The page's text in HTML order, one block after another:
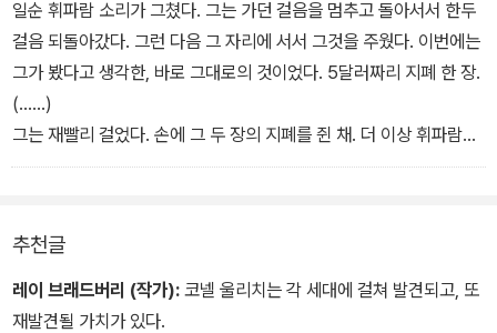
이미 과거에 예언되었다는 이야기를 듣게 된다. 터무니없는 말이었지
만 진의 두려움이 극에 달하자 할란은 예언을 했던 인물인 제레미아
톰킨스를 찾아간다. 그리고 톰킨스는 다가올 할란의 죽음을 예언하는
데…
일순 휘파람 소리가 그쳤다. 그는 가던 걸음을 멈추고 돌아서서 한두
걸음 되돌아갔다. 그런 다음 그 자리에 서서 그것을 주웠다. 이번에는
그가 봤다고 생각한, 바로 그대로의 것이었다. 5달러짜리 지폐 한 장.
(……)
그는 재빨리 걸었다. 손에 그 두 장의 지폐를 쥔 채. 더 이상 휘파람도
불지 않았다. 그는 잠시 멈췄다가 계속 걸어갔다. 이제 손에는 세 장의
고 있었다.
‘들리니? 그것은 어디 공장이나 상점에서 고되게 일하며 피로에 지친
추천글
레이 브래드버리 (작가): 코넬 울리치는 각 세대에 걸쳐 발견되고, 또
재발견될 가치가 있다.